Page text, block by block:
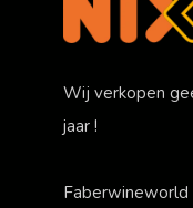
Wij verkopen
jaar !
Faberwineworld